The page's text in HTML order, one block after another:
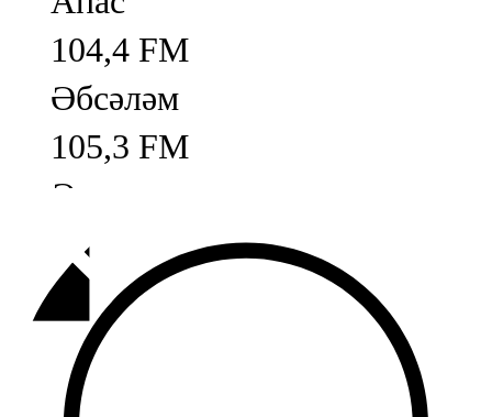
104,4 FM
Әбсәләм
105,3 FM
Әлмәт
92,9 FM
Базарлы матак
107,1 FM
Балык бистәсе